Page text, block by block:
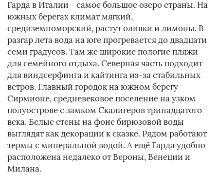
Гарда в Италии - самое большое озеро страны. На
южных берегах климат мягкий,
средиземноморский, растут оливки и лимоны. В
разгар лета вода на юге прогревается до двадцати
семи градусов. Там же широкие пологие пляжи
для семейного отдыха. Северная часть подходит
для виндсерфинга и кайтинга из-за стабильных
ветров. Главный городок на южном берегу -
Сирмионе, средневековое поселение на узком
полуострове с замком Скалигеров тринадцатого
века. Белые стены на фоне бирюзовой воды
выглядят как декорации к сказке. Рядом работают
термы с минеральной водой. А ещё Гарда удобно
расположена недалеко от Вероны, Венеции и
Милана.